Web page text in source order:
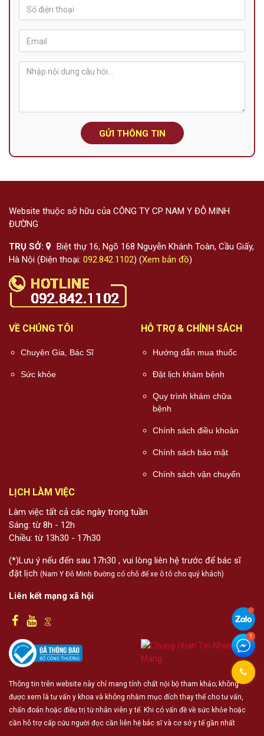
GỬI THÔNG TIN
Website thuộc sở hữu của CÔNG TY CP NAM Y ĐỖ MINH
ĐƯỜNG
TRỤ SỞ:
Biệt thự 16, Ngõ 168 Nguyễn Khánh Toàn, Cầu Giấy,
Hà Nội (Điện thoại: 092.842.1102) (Xem bản đồ)
VỀ CHÚNG TÔI
Chuyên Gia, Bác Sĩ
Sức khỏe
HỖ TRỢ & CHÍNH SÁCH
Hướng dẫn mua thuốc
Đặt lịch khám bệnh
Quy trình khám chữa
bệnh
Chính sách điều khoản
Chính sách bảo mật
Chính sách vận chuyển
LỊCH LÀM VIỆC
Làm việc tất cả các ngày trong tuần
Sáng: từ 8h - 12h
Chiều: từ 13h30 - 17h30
(*)Lưu ý nếu đến sau 17h30 , vui lòng liên hệ trước để bác sĩ
đặt lịch (Nam Y Đỗ Minh Đường có chỗ để xe ô tô cho quý khách)
Liên kết mạng xã hội
Thông tin trên website này chỉ mang tính chất nội bộ tham khảo; không
được xem là tư vấn y khoa và không nhằm mục đích thay thế cho tư vấn,
chẩn đoán hoặc điều trị từ nhân viên y tế. Khi có vấn đề về sức khỏe hoặc
cần hỗ trợ cấp cứu người đọc cần liên hệ bác sĩ và cơ sở y tế gần nhất